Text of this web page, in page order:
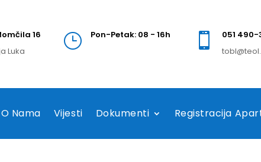
16
Luka
} Pon-Petak: 08 - 16h 
051 490-
O Nama Vijesti Dokumenti Registracija